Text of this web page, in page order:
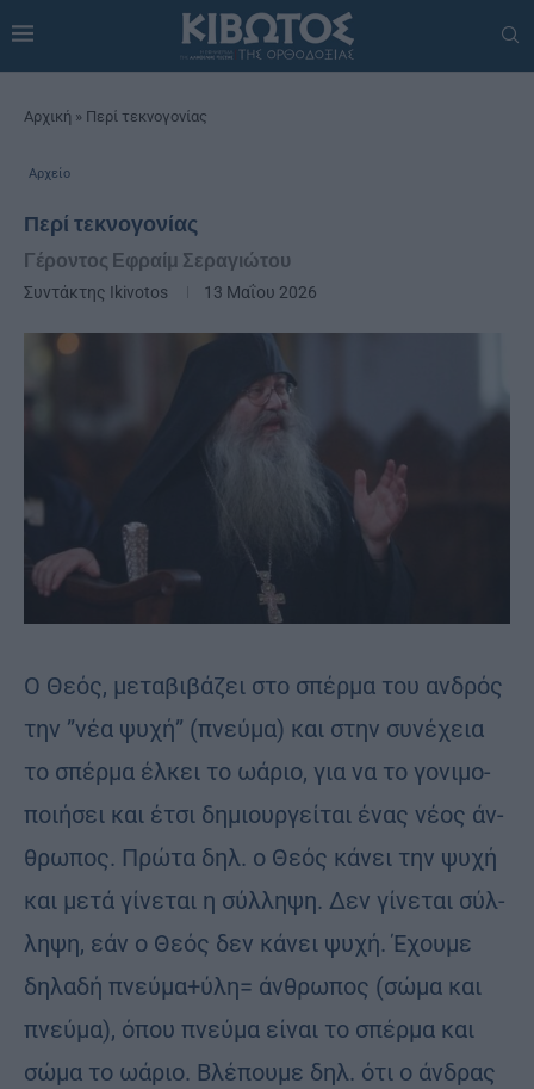
Αρχική » Περί τεκνογονίας
Αρχείο
Περί τεκνογονίας
Γέροντος Εφραίμ Σεραγιώτου
Συντάκτης Ikivotos 13 Μαΐου 2026
Ο Θεός, με­τα­βι­βά­ζει στο σπέρ­μα του αν­δρός
την ”νέα ψυ­χή” (πνεύ­μα) και στην συ­νέ­χεια
το σπέρ­μα έλ­κει το ωά­ριο, για να το γο­νι­μο­
ποι­ή­σει και έτσι δη­μιουρ­γεί­ται ένας νέος άν­
θρω­πος. Πρώ­τα δηλ. ο Θεός κά­νει την ψυχή
και μετά γί­νε­ται η σύλ­λη­ψη. Δεν γί­νε­ται σύλ­
λη­ψη, εάν ο Θεός δεν κά­νει ψυχή. Έχου­με
δη­λα­δή πνεύ­μα+ύλη= άν­θρω­πος (σώμα και
πνεύ­μα), όπου πνεύ­μα εί­ναι το σπέρ­μα και
σώμα το ωά­ριο. Βλέ­που­με δηλ. ότι ο άν­δρας